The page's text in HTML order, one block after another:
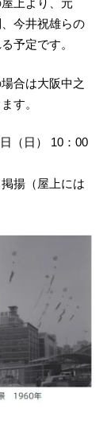
上より、元
今井祝雄らの
予定です。
合は大阪中之
す。
日） 10：00
（屋上には